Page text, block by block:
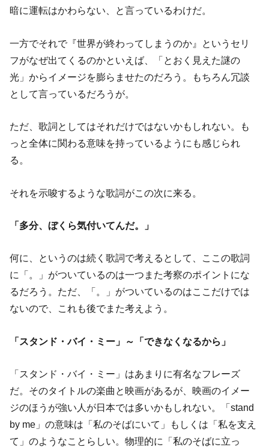
暗に運転はかわらない、と言っているわけだ。
一方でそれで『世界が終わってしまうのか』というセリ
フがなぜ出てくるのかといえば、「とおく見えた謎の
光」からイメージを膨らませたのだろう。もちろん冗談
として言っているだろうが。
ただ、歌詞としてはそれだけではないかもしれない。も
っと全体に関わる意味を持っているようにも感じられ
る。
それを示唆するような歌詞がこの次に来る。
「多分、ぼくら気付いてんだ。」
何に、というのは続く歌詞で考えるとして、ここの歌詞
に「。」がついているのは一つまた考察のポイントにな
るだろう。ただ、「。」がついているのはここだけでは
ないので、これも後でまた考えよう。
「スタンド・バイ・ミー」～「できなくなるから」
「スタンド・バイ・ミー」はあまりに有名なフレーズ
だ。そのタイトルの楽曲と映画があるが、映画のイメー
ジのほうが強い人が日本では多いかもしれない。「stand
by me」の意味は「私のそばにいて」もしくは「私を支え
て」のようなことらしい。物理的に「私のそばに立っ